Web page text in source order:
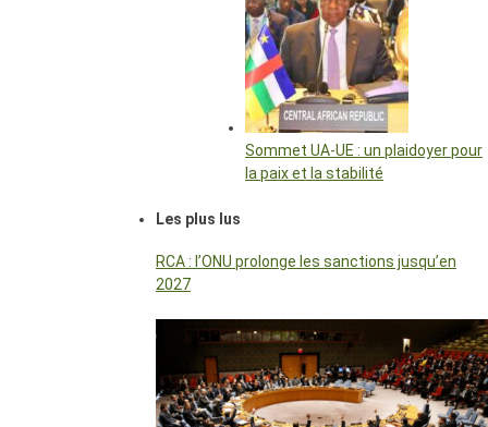
Sommet UA-UE : un plaidoyer pour
la paix et la stabilité
Les plus lus
RCA : l’ONU prolonge les sanctions jusqu’en
2027